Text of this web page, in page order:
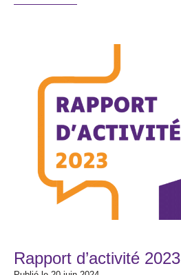
Rapport d’activité 2023